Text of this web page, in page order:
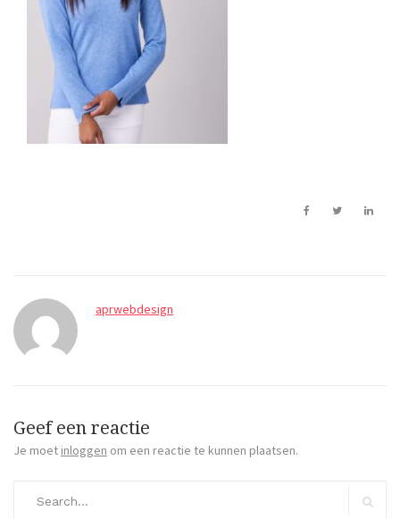
aprwebdesign
Geef een reactie
Je moet inloggen om een reactie te kunnen plaatsen.